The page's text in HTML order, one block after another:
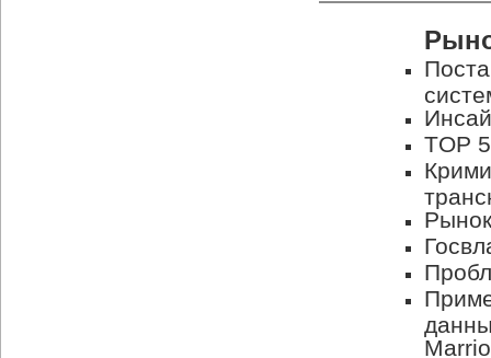
TOP